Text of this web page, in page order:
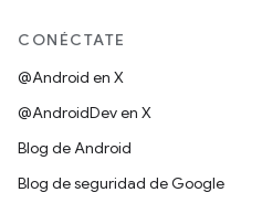
CONÉCTATE
@Android en X
@AndroidDev en X
Blog de Android
Blog de seguridad de Google